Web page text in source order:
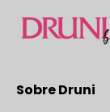
Sobre Druni